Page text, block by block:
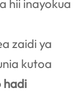
hii inayokua
zaidi ya
kutoa
hadi